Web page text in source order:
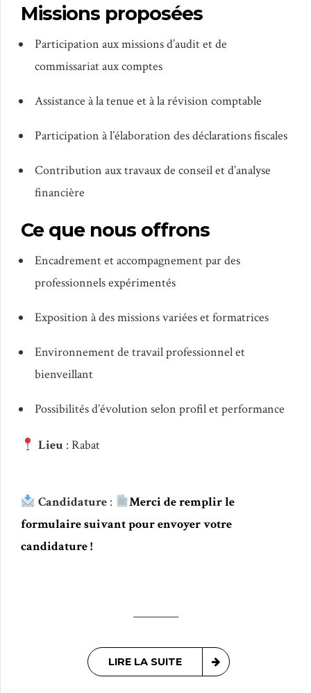
Missions proposées
Participation aux missions d’audit et de
commissariat aux comptes
Assistance à la tenue et à la révision comptable
Participation à l’élaboration des déclarations fiscales
Contribution aux travaux de conseil et d’analyse
financière
Ce que nous offrons
Encadrement et accompagnement par des
professionnels expérimentés
Exposition à des missions variées et formatrices
Environnement de travail professionnel et
bienveillant
Possibilités d’évolution selon profil et performance
Lieu : Rabat
Candidature:
Merci de remplir le
formulaire suivant pour envoyer votre
candidature !
LIRE LA SUITE